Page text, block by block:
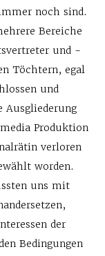
noch sind.
Bereiche
und -
Töchtern, egal
und
Ausgliederung
Produktion
verloren
worden.
uns mit
der
Bedingungen